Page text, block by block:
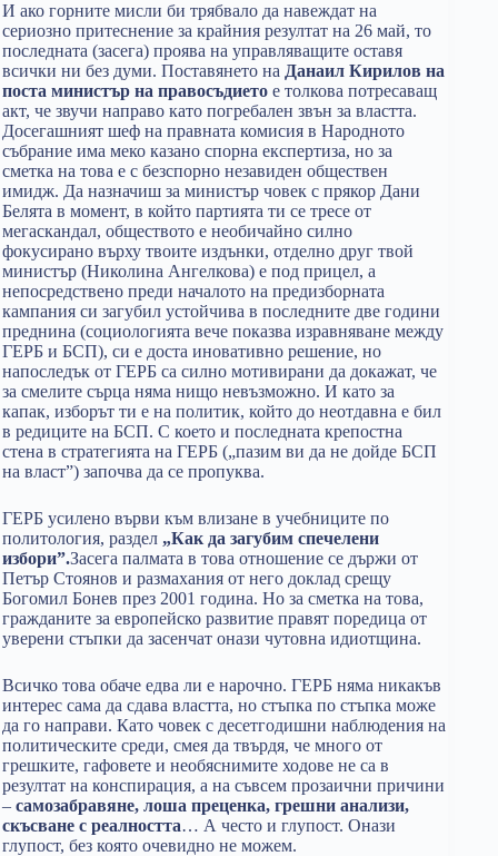
И ако горните мисли би трябвало да навеждат на
сериозно притеснение за крайния резултат на 26 май, то
последната (засега) проява на управляващите оставя
всички ни без думи. Поставянето на Данаил Кирилов на
поста министър на правосъдието е толкова потресаващ
акт, че звучи направо като погребален звън за властта.
Досегашният шеф на правната комисия в Народното
събрание има меко казано спорна експертиза, но за
сметка на това е с безспорно незавиден обществен
имидж. Да назначиш за министър човек с прякор Дани
Белята в момент, в който партията ти се тресе от
мегаскандал, обществото е необичайно силно
фокусирано върху твоите издънки, отделно друг твой
министър (Николина Ангелкова) е под прицел, а
непосредствено преди началото на предизборната
кампания си загубил устойчива в последните две години
преднина (социологията вече показва изравняване между
ГЕРБ и БСП), си е доста иновативно решение, но
напоследък от ГЕРБ са силно мотивирани да докажат, че
за смелите сърца няма нищо невъзможно. И като за
капак, изборът ти е на политик, който до неотдавна е бил
в редиците на БСП. С което и последната крепостна
стена в стратегията на ГЕРБ („пазим ви да не дойде БСП
на власт”) започва да се пропуква.
ГЕРБ усилено върви към влизане в учебниците по
политология, раздел „Как да загубим спечелени
избори”.Засега палмата в това отношение се държи от
Петър Стоянов и размахания от него доклад срещу
Богомил Бонев през 2001 година. Но за сметка на това,
гражданите за европейско развитие правят поредица от
уверени стъпки да засенчат онази чутовна идиотщина.
Всичко това обаче едва ли е нарочно. ГЕРБ няма никакъв
интерес сама да сдава властта, но стъпка по стъпка може
да го направи. Като човек с десетгодишни наблюдения на
политическите среди, смея да твърдя, че много от
грешките, гафовете и необяснимите ходове не са в
резултат на конспирация, а на съвсем прозаични причини
– самозабравяне, лоша преценка, грешни анализи,
скъсване с реалността… А често и глупост. Онази
глупост, без която очевидно не можем.